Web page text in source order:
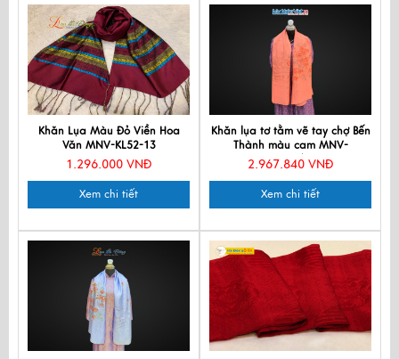
Khăn Lụa Màu Đỏ Viền Hoa
Văn MNV-KL52-13
1.296.000 VNĐ
Xem chi tiết
Khăn lụa tơ tằm vẽ tay chợ Bến
Thành màu cam MNV-
PT70180/10.4
2.967.840 VNĐ
Xem chi tiết